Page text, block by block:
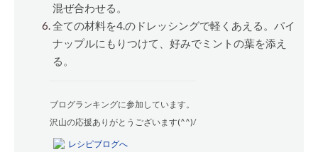
混ぜ合わせる。
全ての材料を4.のドレッシングで軽くあえる。パイ
ナップルにもりつけて、好みでミントの葉を添え
る。
ブログランキングに参加しています。
沢山の応援ありがとうございます(^^)/